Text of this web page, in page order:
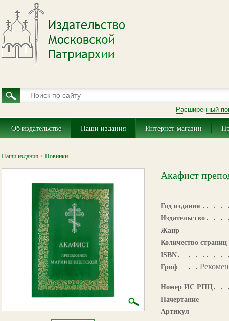
Расширенный
Об издательстве Наши издания Интернет-магазин
Наши издания > Новинки
Акафист
Год издания
Издательство
Жанр
Количество страниц
ISBN
Гриф
Номер ИС РПЦ
Начертание
Артикул